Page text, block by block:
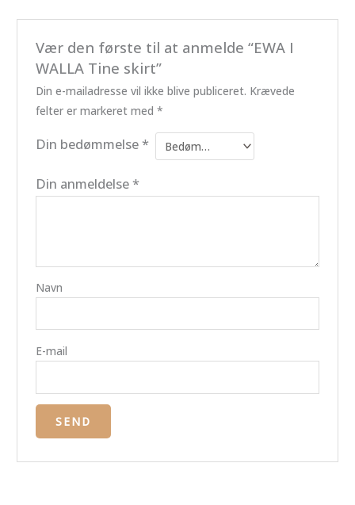
Vær den første til at anmelde “EWA I
WALLA Tine skirt”
Din e-mailadresse vil ikke blive publiceret. Krævede
felter er markeret med *
Din bedømmelse*
Din anmeldelse*
Navn
E-mail